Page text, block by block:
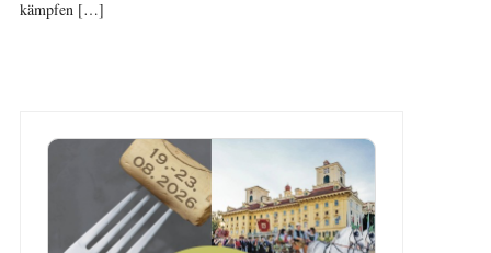
kämpfen […]